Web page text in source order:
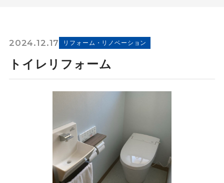
2024.12.17 リフォーム・リノベーション
トイレリフォーム